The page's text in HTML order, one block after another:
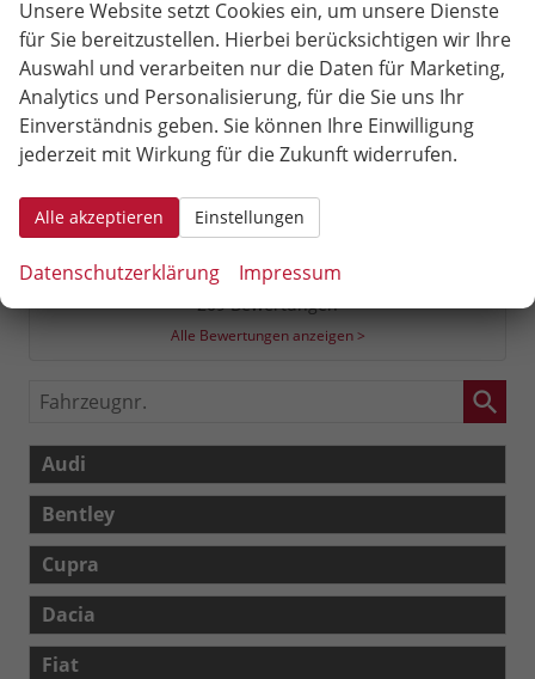
4,9
SEHR GUT
209 Bewertungen
Alle Bewertungen anzeigen >
Fahrzeugnr.
Audi
Bentley
Cupra
Dacia
Fiat
Unsere Website setzt Cookies ein, um unsere Dienste
für Sie bereitzustellen. Hierbei berücksichtigen wir Ihre
Auswahl und verarbeiten nur die Daten für Marketing,
Analytics und Personalisierung, für die Sie uns Ihr
Einverständnis geben. Sie können Ihre Einwilligung
jederzeit mit Wirkung für die Zukunft widerrufen.
Alle akzeptieren Einstellungen
Datenschutzerklärung Impressum